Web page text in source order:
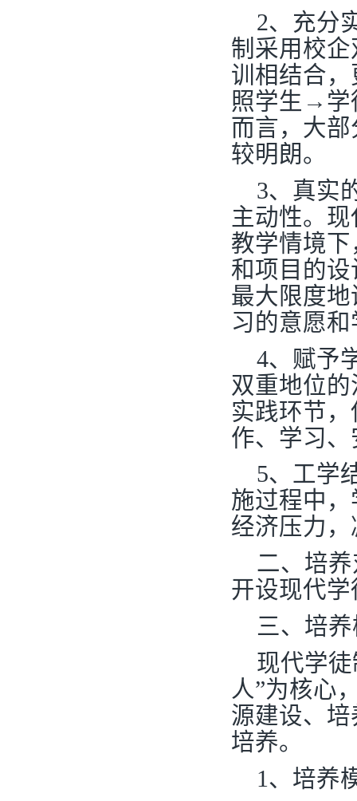
2、充分
制采用校
训相结合，
照学生→学
而言，大
较明朗。
3、真实
主动性。
教学情境
和项目的
最大限度
习的意愿
4、赋予
双重地位
实践环节
作、学习
5、工学
施过程中
经济压力
二、培
开设现代
三、培
现代学
人”为核心
源建设、
培养。
1、培养